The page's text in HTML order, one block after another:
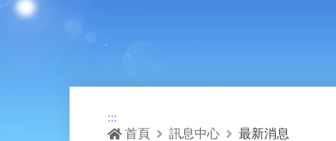
:::
首頁 訊息中心 最新消息